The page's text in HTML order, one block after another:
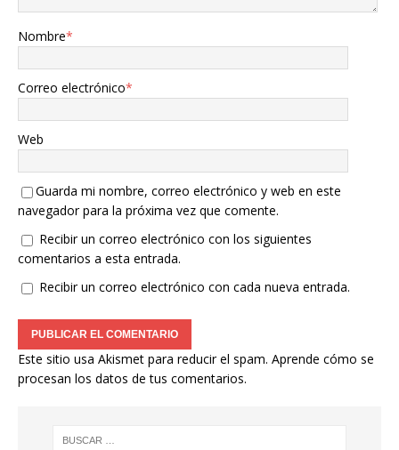
Nombre*
Correo electrónico*
Web
Guarda mi nombre, correo electrónico y web en este
navegador para la próxima vez que comente.
Recibir un correo electrónico con los siguientes
comentarios a esta entrada.
Recibir un correo electrónico con cada nueva entrada.
Este sitio usa Akismet para reducir el spam. Aprende cómo se
procesan los datos de tus comentarios.